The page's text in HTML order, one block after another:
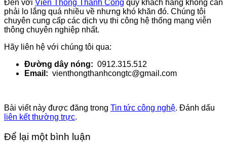
Đến với Viễn Thông Thành Công quý khách hàng không cần
phải lo lắng quá nhiều về nhưng khó khăn đó. Chúng tôi
chuyên cung cấp các dịch vụ thi công hệ thống mạng viễn
thông chuyên nghiệp nhất.
Hãy liên hệ với chúng tôi qua:
Đường dây nóng: 0912.315.512
Email: vienthongthanhcongtc@gmail.com
Bài viết này được đăng trong Tin tức công nghệ. Đánh dấu
liên kết thường trực.
Để lại một bình luận